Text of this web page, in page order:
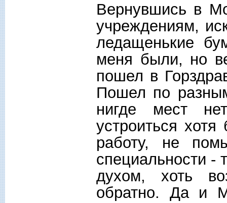
Вернувшись в
учреждениям,
ледащенькие
меня были, но
пошел в
Пошел по
нигде мест
устроиться
работу, не
специальности -
духом, хоть
обратно. Да и